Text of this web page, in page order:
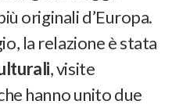
originali d’Europa.
la relazione è stata
, visite
hanno unito due